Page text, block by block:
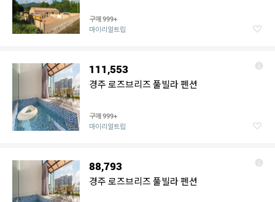
구매999+
마이리얼트립
111,553
경주 로즈브리즈 풀빌라 펜션
구매999+
마이리얼트립
88,793
경주 로즈브리즈 풀빌라 펜션